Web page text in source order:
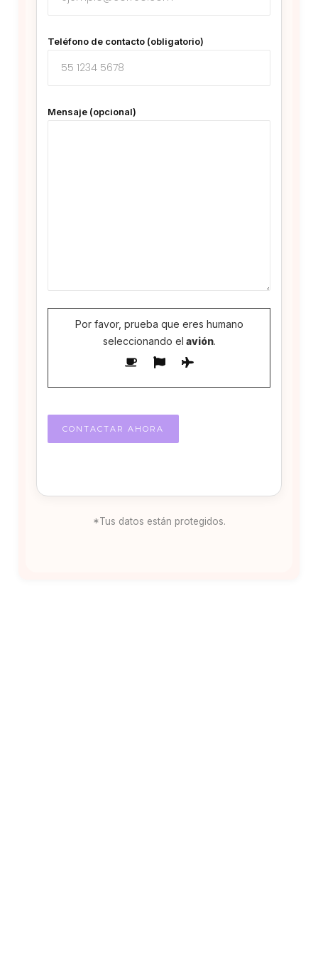
Teléfono de contacto (obligatorio)
Mensaje (opcional)
Por favor, prueba que eres humano
seleccionando el avión.
*Tus datos están protegidos.